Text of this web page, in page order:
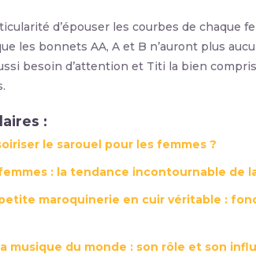
d’épouser les courbes de chaque
les bonnets AA, A et B n’auront plus
besoin d’attention et Titi la bien
:
le sarouel pour les femmes ?
: la tendance incontournable de
petite maroquinerie en cuir véritable :
musique du monde : son rôle et son